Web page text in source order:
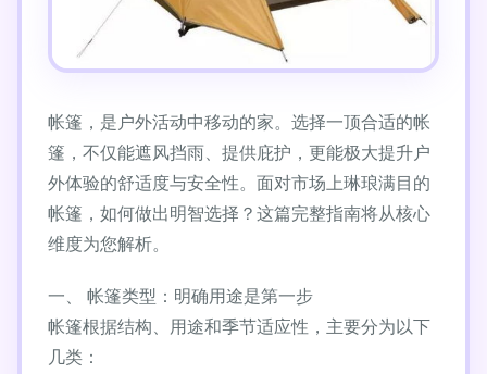
帐篷，是户外活动中移动的家。选择一顶合适的帐
篷，不仅能遮风挡雨、提供庇护，更能极大提升户
外体验的舒适度与安全性。面对市场上琳琅满目的
帐篷，如何做出明智选择？这篇完整指南将从核心
维度为您解析。
一、 帐篷类型：明确用途是第一步
帐篷根据结构、用途和季节适应性，主要分为以下
几类：